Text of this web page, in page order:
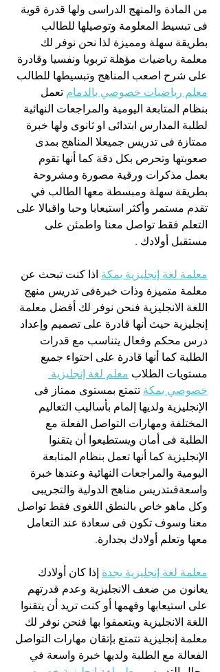
من المادة والمنهج الدراسى ولها قدرة قوية
فى تبسيط المعلومة وتوصيلها للطالب
بطريقة سهلة ومميزة لذا نحن نوفر لك
معلمة رياضيات مؤهلة تربويا ونفسيا وقادرة
على شرح اصعب المناهج وتبسيطها للطالب
معلم رياضيات خصوصي بالدمام تعمل
بنظام المتابعة اليومية والمراجعات النهائية
لطلبة المدارس ابتدائى او ثانوى ولها خبرة
ممتازة فى تدريس جميعلا المناهج بمدى
صعوبتها وتحرص بكل دقة كما أنها تقوم
بعمل مذكرات ورقية مصورة ومشروحة
بطريقة سهلة ومبسطة معها الطالب في
تقدم مستمر وأكثر استيعابا وحبا واقبالا على
التعلم فقط تواصل معنا واطمئن على
مستقبل أولادك .
معلمة لغة إنجليزية بمكة اذا كنت تبحث عن
معلمة متميزة وذات خبرةفى تدريس منهج
اللغة الانجليزية فنحن نوفر لك أفضل معلمة
إنجليزية حيث أنها قادرة على تصميم وإعداد
درس محكم وفعال يتناسب مع قدرات
الطلبة كما أنها قادرة على احتواء جميع
مستويات الطلاب معلم لغة إنجليزية
خصوصي بمكة تتمتع بمستوى ممتاز فى
الإنجليزية ولديها إلمام بأساليب التعاليم
المختلفة ومهارات التواصل الفعلة مع
الطلبة فى أمان ويستطيعوا أن يتقنوا
الإنجليزية كما أنها تعمل بنظام المتابعة
اليومية والمراجعات النهائية وعندها خبرة
واسعةفىتدريس مناهج الدولية والتجريبى
وكل ماهو خاص بالنطق اللغوى فقط تواصل
معنا وسوف تكون فى سعادة عند التعامل
معها وتعلم أولادك بجدارة.
معلمة لغة إنجليزية بجدة إذا كان أولادك
يعانون من ضعف الانجليزية وعدم قدرتهم
على استيعابها وفهمها أو كنت تريد أن يتقنوا
اللغة الانجليزية ويتعمقوا بها فنحن نوفر لك
معلمة إنجليزية تتمتع بإتقان مهارات التواصل
الفعالة مع الطلبة ولديها خبرة واسعة في